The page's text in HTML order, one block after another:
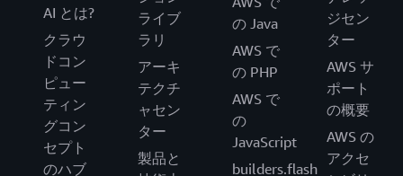
AI とは?
クラウ
ドコン
ピュー
ティン
グコン
セプト
のハブ
ライブ
ラリ
アーキ
テクチ
ャセン
ター
製品と
の Java
AWS で
の PHP
AWS で
の
JavaScript
builders.flash
ジセン
ター
AWS サ
ポート
の概要
AWS の
アクセ